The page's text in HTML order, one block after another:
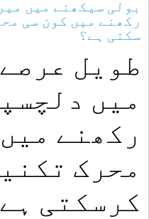
بولی سیکھنے میں
رکھنے میں کون سی
سکتی ہے؟
طویل
میں
رکھنے
محرک
کرسکتی